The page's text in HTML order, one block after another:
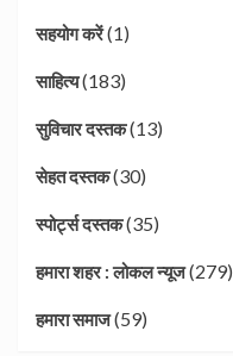
सहयोग करें(1)
साहित्य(183)
सुविचार दस्तक(13)
सेहत दस्तक(30)
स्पोर्ट्स दस्तक(35)
हमारा शहर : लोकल न्यूज(279)
हमारा समाज(59)